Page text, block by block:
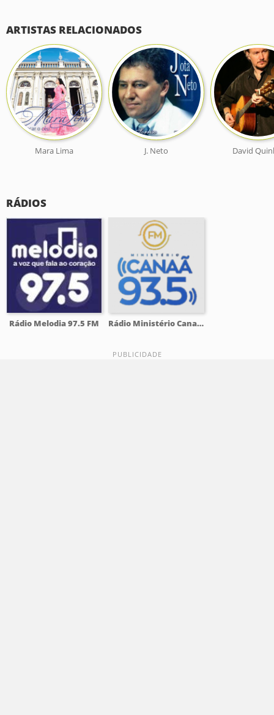
ARTISTAS RELACIONADOS
Mara Lima J. Neto David
RÁDIOS
Rádio Melodia 97.5 FM Rádio Ministério Canaã 93.5 FM